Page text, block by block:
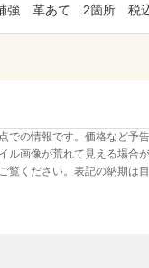
CLOSE
強 革あて 2箇所 税
での情報です。価格など予
ル画像が荒れて見える場合
覧ください。表記の納期は